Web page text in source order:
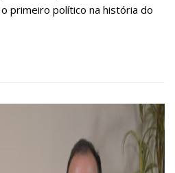
primeiro político na história do